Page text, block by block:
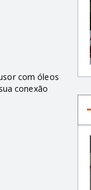
com óleos
conexão